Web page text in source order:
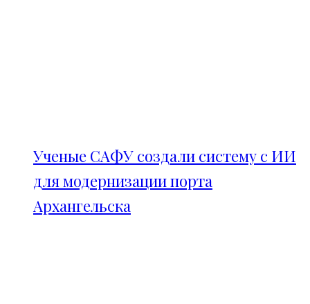
Ученые САФУ создали систему с ИИ
для модернизации порта
Архангельска